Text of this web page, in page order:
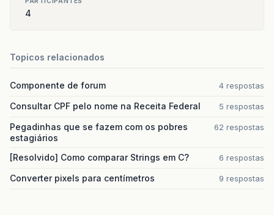
4
Topicos relacionados
Componente de forum 4 respostas
Consultar CPF pelo nome na Receita Federal 5 respostas
Pegadinhas que se fazem com os pobres
estagiários
62 respostas
[Resolvido] Como comparar Strings em C? 6 respostas
Converter pixels para centímetros 9 respostas